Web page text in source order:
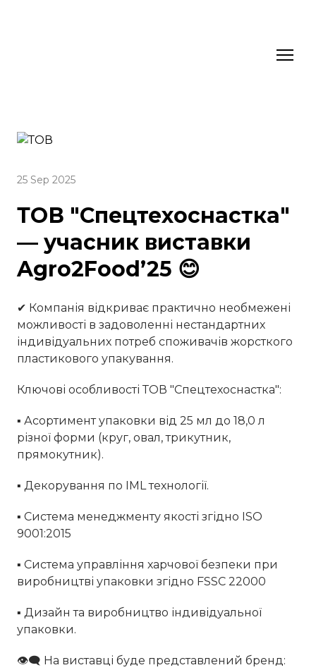
25 Sep 2025
ТОВ "Спецтехоснастка"
— учасник виставки
Agro2Food’25 😊
✔ Компанія відкриває практично необмежені
можливості в задоволенні нестандартних
індивідуальних потреб споживачів жорсткого
пластикового упакування.
Ключові особливості ТОВ "Спецтехоснастка":
▪ Асортимент упаковки від 25 мл до 18,0 л
різної форми (круг, овал, трикутник,
прямокутник).
▪ Декорування по IML технології.
▪ Система менеджменту якості згідно ISO
9001:2015
▪ Система управління харчової безпеки при
виробництві упаковки згідно FSSC 22000
▪ Дизайн та виробництво індивідуальної
упаковки.
👁‍🗨 На виставці буде представлений бренд: